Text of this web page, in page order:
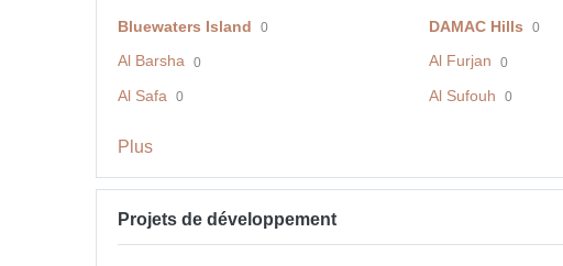
Bluewaters Island 0 DAMAC Hills 0
Al Barsha 0 Al Furjan 0
Al Safa 0 Al Sufouh 0
Plus
Projets de développement